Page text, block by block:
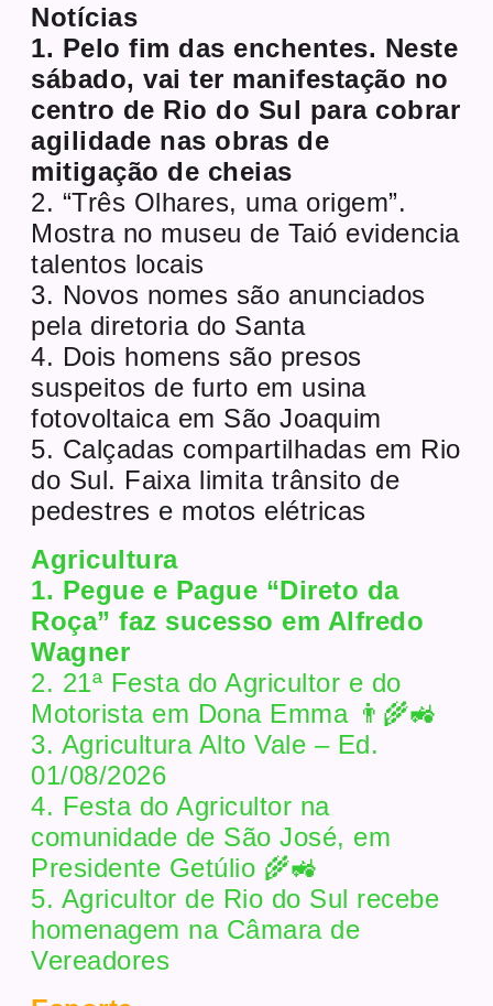
Notícias
1. Pelo fim das enchentes. Neste
sábado, vai ter manifestação no
centro de Rio do Sul para cobrar
agilidade nas obras de
mitigação de cheias
2. “Três Olhares, uma origem”.
Mostra no museu de Taió evidencia
talentos locais
3. Novos nomes são anunciados
pela diretoria do Santa
4. Dois homens são presos
suspeitos de furto em usina
fotovoltaica em São Joaquim
5. Calçadas compartilhadas em Rio
do Sul. Faixa limita trânsito de
pedestres e motos elétricas
Agricultura
1. Pegue e Pague “Direto da
Roça” faz sucesso em Alfredo
Wagner
2. 21ª Festa do Agricultor e do
Motorista em Dona Emma 👨‍🌾🚜
3. Agricultura Alto Vale – Ed.
01/08/2026
4. Festa do Agricultor na
comunidade de São José, em
Presidente Getúlio 🌾🚜
5. Agricultor de Rio do Sul recebe
homenagem na Câmara de
Vereadores